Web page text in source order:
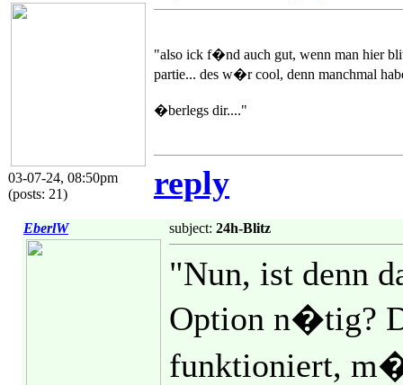
03-07-24, 08:50pm
(posts: 21)
"also ick f�nd auch gut, wenn man hier
partie... des w�r cool, denn manchmal
�berlegs dir...."
reply
EberlW subject: 24h-Blitz
"Nun, ist denn
Option n�tig?
funktioniert,